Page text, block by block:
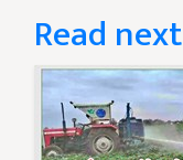
Read next